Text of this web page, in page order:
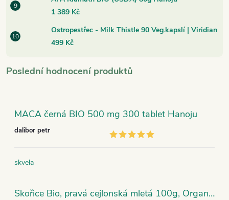
1 389 Kč
Ostropestřec - Milk Thistle 90 Veg.kapslí | Viridian
499 Kč
Poslední hodnocení produktů
MACA černá BIO 500 mg 300 tablet Hanoju
dalibor petr
skvela
Skořice Bio, pravá cejlonská mletá 100g, Organic India